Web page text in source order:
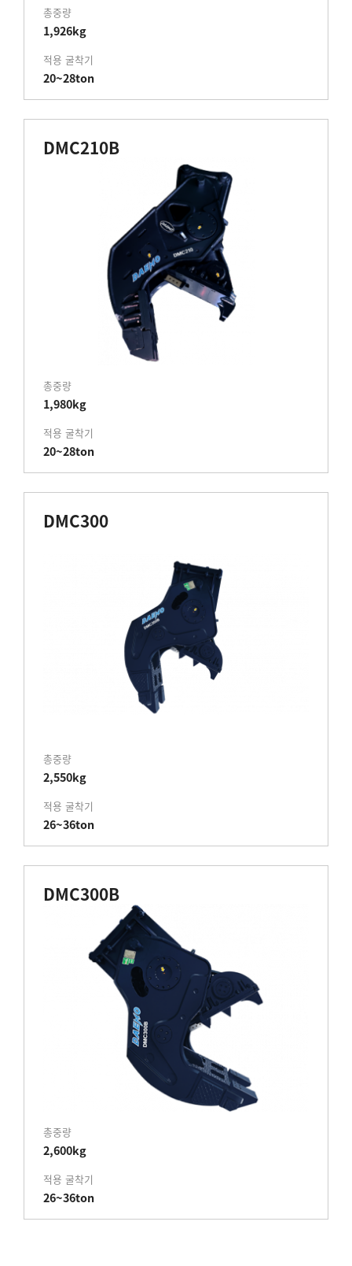
총중량
1,926kg
적용 굴착기
20~28ton
DMC210B
총중량
1,980kg
적용 굴착기
20~28ton
DMC300
총중량
2,550kg
적용 굴착기
26~36ton
DMC300B
총중량
2,600kg
적용 굴착기
26~36ton